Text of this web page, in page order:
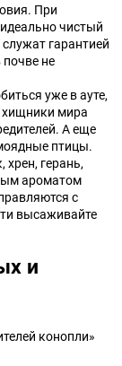
При
чистый
гарантией
не
уже в ауте,
хищники мира
А еще
птицы.
герань,
ароматом
с
высаживайте
и
конопли»